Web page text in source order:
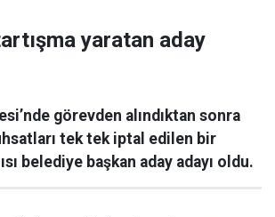
yaratan aday
görevden alındıktan sonra
tek tek iptal edilen bir
belediye başkan aday adayı oldu.